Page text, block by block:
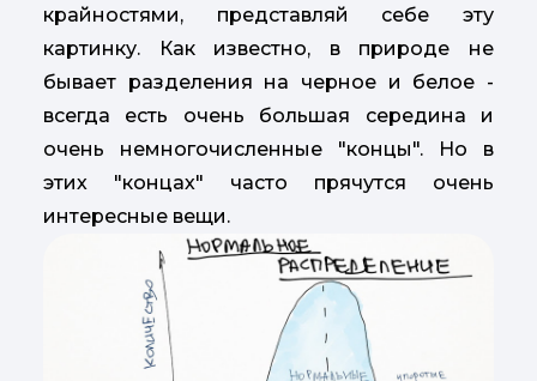
крайностями, представляй себе эту
картинку. Как известно, в природе не
бывает разделения на черное и белое -
всегда есть очень большая середина и
очень немногочисленные "концы". Но в
этих "концах" часто прячутся очень
интересные вещи.